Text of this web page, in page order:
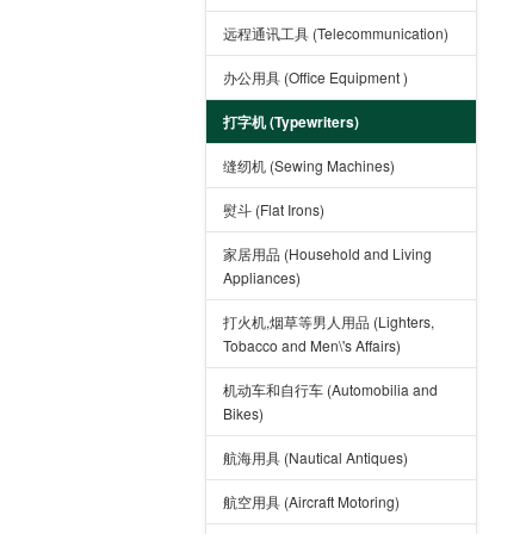
远程通讯工具 (Telecommunication)
办公用具 (Office Equipment )
打字机 (Typewriters)
缝纫机 (Sewing Machines)
熨斗 (Flat Irons)
家居用品 (Household and Living
Appliances)
打火机,烟草等男人用品 (Lighters,
Tobacco and Men\'s Affairs)
机动车和自行车 (Automobilia and
Bikes)
航海用具 (Nautical Antiques)
航空用具 (Aircraft Motoring)